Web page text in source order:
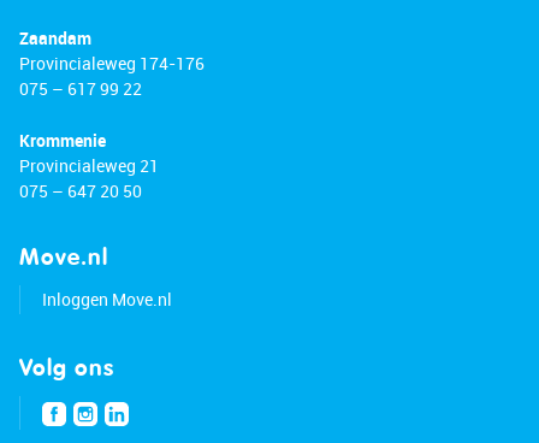
Zaandam
Provincialeweg 174-176
075 – 617 99 22
Krommenie
Provincialeweg 21
075 – 647 20 50
Move.nl
Inloggen Move.nl
Volg ons